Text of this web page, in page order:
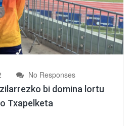
No Responses
bi domina lortu
Txapelketa